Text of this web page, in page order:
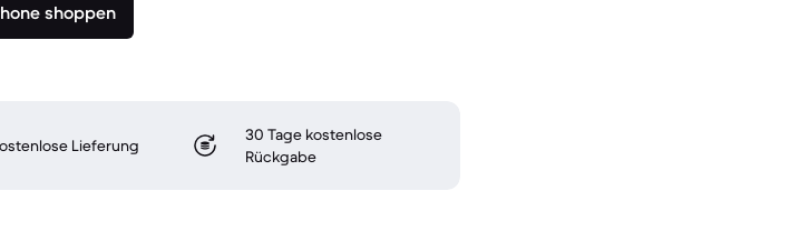
shoppen
Lieferung
30 Tage kostenlose
Rückgabe